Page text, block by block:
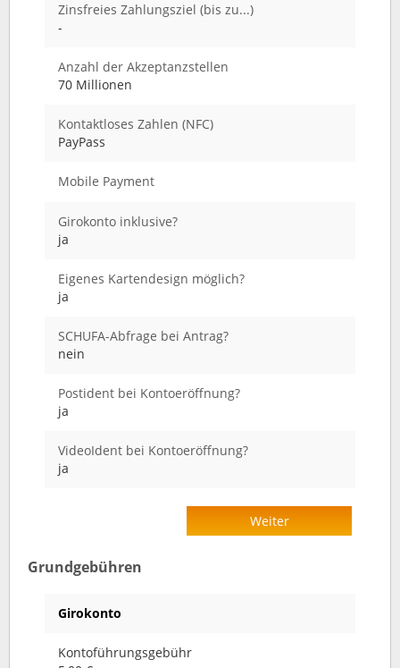
Zinsfreies Zahlungsziel (bis zu...)
-
Anzahl der Akzeptanzstellen
70 Millionen
Kontaktloses Zahlen (NFC)
PayPass
Mobile Payment
Girokonto inklusive?
ja
Eigenes Kartendesign möglich?
ja
SCHUFA-Abfrage bei Antrag?
nein
Postident bei Kontoeröffnung?
ja
VideoIdent bei Kontoeröffnung?
ja
Weiter
Grundgebühren
Girokonto
Kontoführungsgebühr